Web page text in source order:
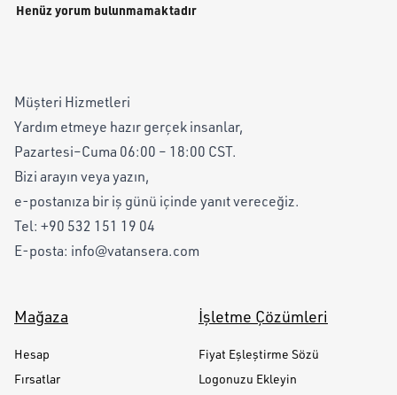
Henüz yorum bulunmamaktadır
Müşteri Hizmetleri
Yardım etmeye hazır gerçek insanlar,
Pazartesi–Cuma 06:00 – 18:00 CST.
Bizi arayın veya yazın,
e-postanıza bir iş günü içinde yanıt vereceğiz.
Tel: +90 532 151 19 04
E-posta: info@vatansera.com
Mağaza
Hesap
Fırsatlar
İşletme Çözümleri
Fiyat Eşleştirme Sözü
Logonuzu Ekleyin